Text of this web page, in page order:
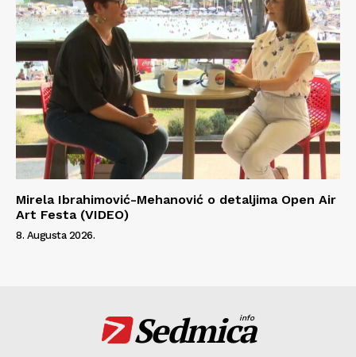
Mirela Ibrahimović-Mehanović o detaljima Open Air
Art Festa (VIDEO)
8. Augusta 2026.
Sedmica
info